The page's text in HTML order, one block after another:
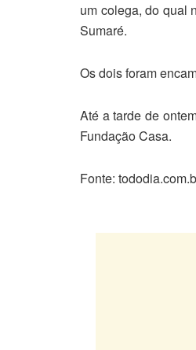
um colega, do qual
Sumaré.
Os dois foram
Até a tarde de
Fundação Casa.
Fonte: